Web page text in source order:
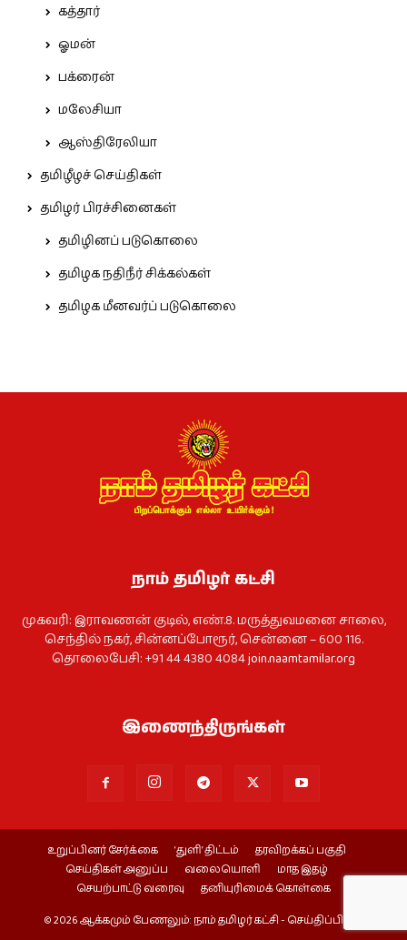
கத்தார்
ஓமன்
பக்ரைன்
மலேசியா
ஆஸ்திரேலியா
தமிழீழச் செய்திகள்
தமிழர் பிரச்சினைகள்
தமிழினப் படுகொலை
தமிழக நதிநீர் சிக்கல்கள்
தமிழக மீனவர்ப் படுகொலை
நாம் தமிழர் கட்சி
முகவரி: இராவணன் குடில், எண்.8. மருத்துவமனை சாலை,
செந்தில் நகர், சின்னப்போரூர், சென்னை – 600 116.
தொலைபேசி: +91 44 4380 4084join.naamtamilar.org
இணைந்திருங்கள்
உறுப்பினர் சேர்க்கை ‘துளி’ திட்டம்
தரவிறக்கப் பகுதி
செய்திகள் அனுப்ப
வலையொளி
மாத இதழ்
செயற்பாட்டு வரைவு
தனியுரிமைக் கொள்கை
© 2026 ஆக்கமும் பேணலும்: நாம் தமிழர் கட்சி - செய்திப்பிரிவு